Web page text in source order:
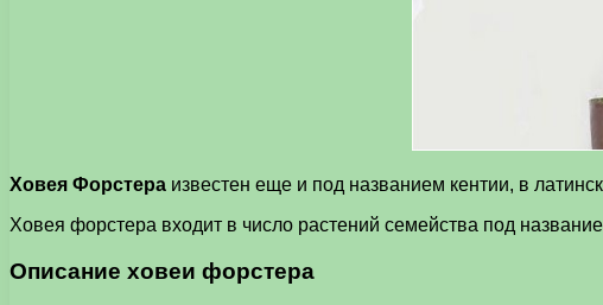
Ховея Форстера известен еще и под названием кентии, в
Ховея форстера входит в число растений семейства под
Описание ховеи форстера